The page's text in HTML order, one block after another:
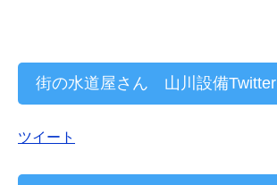
街の水道屋さん 山川設備Twitter
ツイート